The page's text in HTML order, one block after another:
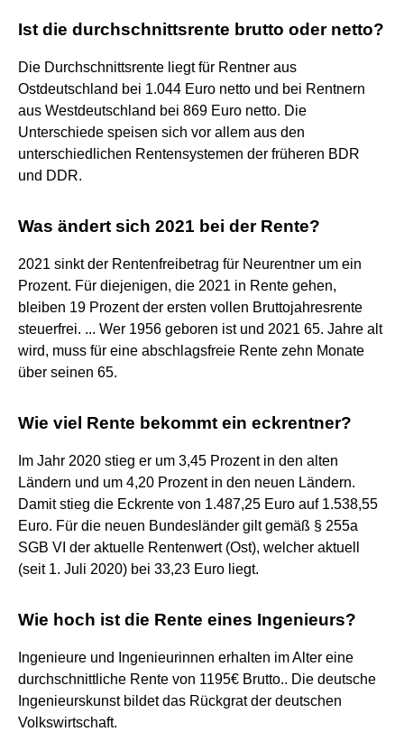
Ist die durchschnittsrente brutto oder netto?
Die Durchschnittsrente liegt für Rentner aus
Ostdeutschland bei 1.044 Euro netto und bei Rentnern
aus Westdeutschland bei 869 Euro netto. Die
Unterschiede speisen sich vor allem aus den
unterschiedlichen Rentensystemen der früheren BDR
und DDR.
Was ändert sich 2021 bei der Rente?
2021 sinkt der Rentenfreibetrag für Neurentner um ein
Prozent. Für diejenigen, die 2021 in Rente gehen,
bleiben 19 Prozent der ersten vollen Bruttojahresrente
steuerfrei. ... Wer 1956 geboren ist und 2021 65. Jahre alt
wird, muss für eine abschlagsfreie Rente zehn Monate
über seinen 65.
Wie viel Rente bekommt ein eckrentner?
Im Jahr 2020 stieg er um 3,45 Prozent in den alten
Ländern und um 4,20 Prozent in den neuen Ländern.
Damit stieg die Eckrente von 1.487,25 Euro auf 1.538,55
Euro. Für die neuen Bundesländer gilt gemäß § 255a
SGB VI der aktuelle Rentenwert (Ost), welcher aktuell
(seit 1. Juli 2020) bei 33,23 Euro liegt.
Wie hoch ist die Rente eines Ingenieurs?
Ingenieure und Ingenieurinnen erhalten im Alter eine
durchschnittliche Rente von 1195€ Brutto.. Die deutsche
Ingenieurskunst bildet das Rückgrat der deutschen
Volkswirtschaft.